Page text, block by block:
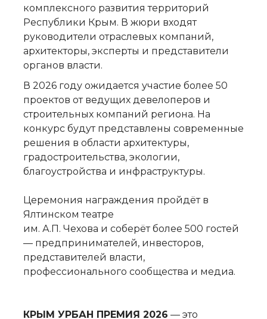
комплексного развития территорий
Республики Крым. В жюри входят
руководители отраслевых компаний,
архитекторы, эксперты и представители
органов власти.
В 2026 году ожидается участие более 50
проектов от ведущих девелоперов и
строительных компаний региона. На
конкурс будут представлены современные
решения в области архитектуры,
градостроительства, экологии,
благоустройства и инфраструктуры.
Церемония награждения пройдёт в
Ялтинском театре
им. А.П. Чехова и соберёт более 500 гостей
— предпринимателей, инвесторов,
представителей власти,
профессионального сообщества и медиа.
КРЫМ УРБАН ПРЕМИЯ 2026 — это